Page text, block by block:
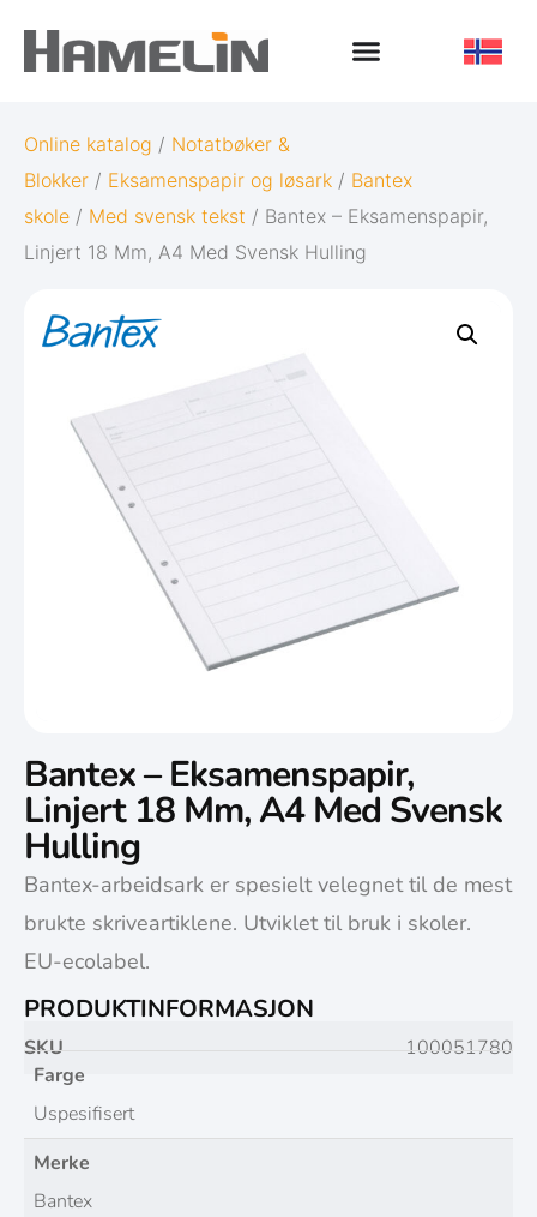
Online katalog / Notatbøker &
Blokker / Eksamenspapir og løsark / Bantex
skole / Med svensk tekst / Bantex – Eksamenspapir,
Linjert 18 Mm, A4 Med Svensk Hulling
Bantex – Eksamenspapir,
Linjert 18 Mm, A4 Med Svensk
Hulling
Bantex-arbeidsark er spesielt velegnet til de mest
brukte skriveartiklene. Utviklet til bruk i skoler.
EU-ecolabel.
PRODUKTINFORMASJON
SKU
100051780
Farge
Uspesifisert
Merke
Bantex